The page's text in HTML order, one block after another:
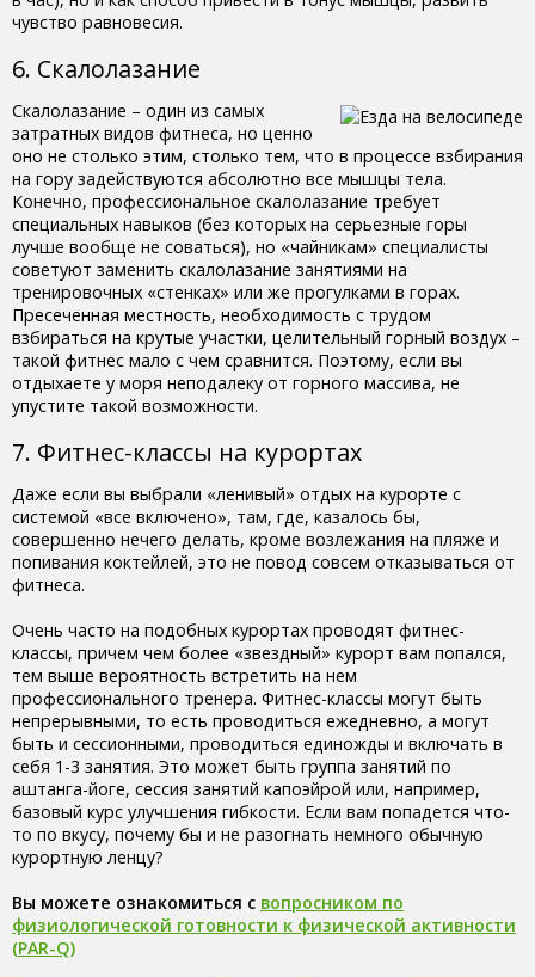
чувство равновесия.
6. Скалолазание
Скалолазание – один из самых
затратных видов фитнеса, но ценно
оно не столько этим, столько тем, что в процессе взбирания
на гору задействуются абсолютно все мышцы тела.
Конечно, профессиональное скалолазание требует
специальных навыков (без которых на серьезные горы
лучше вообще не соваться), но «чайникам» специалисты
советуют заменить скалолазание занятиями на
тренировочных «стенках» или же прогулками в горах.
Пресеченная местность, необходимость с трудом
взбираться на крутые участки, целительный горный воздух –
такой фитнес мало с чем сравнится. Поэтому, если вы
отдыхаете у моря неподалеку от горного массива, не
упустите такой возможности.
7. Фитнес-классы на курортах
Даже если вы выбрали «ленивый» отдых на курорте с
системой «все включено», там, где, казалось бы,
совершенно нечего делать, кроме возлежания на пляже и
попивания коктейлей, это не повод совсем отказываться от
фитнеса.
Очень часто на подобных курортах проводят фитнес-
классы, причем чем более «звездный» курорт вам попался,
тем выше вероятность встретить на нем
профессионального тренера. Фитнес-классы могут быть
непрерывными, то есть проводиться ежедневно, а могут
быть и сессионными, проводиться единожды и включать в
себя 1-3 занятия. Это может быть группа занятий по
аштанга-йоге, сессия занятий капоэйрой или, например,
базовый курс улучшения гибкости. Если вам попадется что-
то по вкусу, почему бы и не разогнать немного обычную
курортную ленцу?
Вы можете ознакомиться с вопросником по
физиологической готовности к физической активности
(PAR-Q)